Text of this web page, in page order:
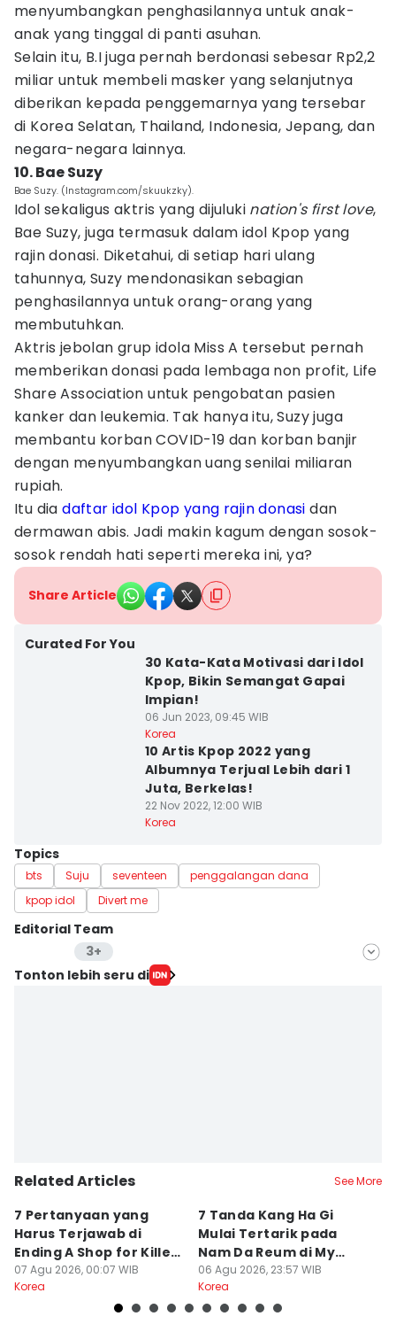
menyumbangkan penghasilannya untuk anak-
anak yang tinggal di panti asuhan.
Selain itu, B.I juga pernah berdonasi sebesar Rp2,2
miliar untuk membeli masker yang selanjutnya
diberikan kepada penggemarnya yang tersebar
di Korea Selatan, Thailand, Indonesia, Jepang, dan
negara-negara lainnya.
10. Bae Suzy
Bae Suzy. (Instagram.com/skuukzky).
Idol sekaligus aktris yang dijuluki nation's first love,
Bae Suzy, juga termasuk dalam idol Kpop yang
rajin donasi. Diketahui, di setiap hari ulang
tahunnya, Suzy mendonasikan sebagian
penghasilannya untuk orang-orang yang
membutuhkan.
Aktris jebolan grup idola Miss A tersebut pernah
memberikan donasi pada lembaga non profit, Life
Share Association untuk pengobatan pasien
kanker dan leukemia. Tak hanya itu, Suzy juga
membantu korban COVID-19 dan korban banjir
dengan menyumbangkan uang senilai miliaran
rupiah.
Itu diadaftar idol Kpop yang rajin donasi dan
dermawan abis. Jadi makin kagum dengan sosok-
sosok rendah hati seperti mereka ini, ya?
Share Article
Curated For You
30 Kata-Kata Motivasi dari Idol
Kpop, Bikin Semangat Gapai
Impian!
06 Jun 2023, 09:45 WIB
Korea
10 Artis Kpop 2022 yang
Albumnya Terjual Lebih dari 1
Juta, Berkelas!
22 Nov 2022, 12:00 WIB
Korea
Topics
bts Suju seventeen
penggalangan dana
kpop idol
Divert me
Editorial Team
3+
Editor
Tonton lebih seru di
Related Articles See More
7 Pertanyaan yang
Harus Terjawab di
Ending A Shop for Killers
2
07 Agu 2026, 00:07 WIB
Korea
7 Tanda Kang Ha Gi
Mulai Tertarik pada
Nam Da Reum di My
Bias, My Boss
06 Agu 2026, 23:57 WIB
Korea